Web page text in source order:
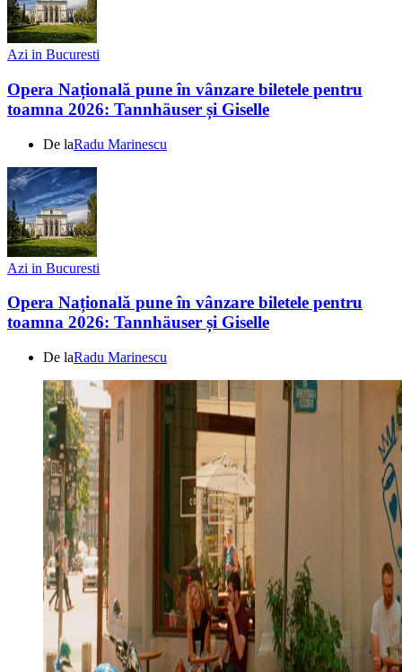
Azi in Bucuresti
Opera Națională pune în vânzare biletele pentru
toamna 2026: Tannhäuser și Giselle
De laRadu Marinescu
Azi in Bucuresti
Opera Națională pune în vânzare biletele pentru
toamna 2026: Tannhäuser și Giselle
De laRadu Marinescu